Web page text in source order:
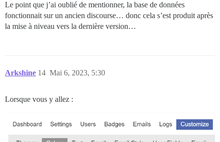
Le point que j’ai oublié de mentionner, la base de données
fonctionnait sur un ancien discourse… donc cela s’est produit après
la mise à niveau vers la dernière version…
Arkshine Mai 6, 2023, 5:30
14
Lorsque vous y allez :